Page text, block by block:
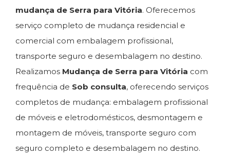
mudança de Serra para Vitória. Oferecemos
serviço completo de mudança residencial e
comercial com embalagem profissional,
transporte seguro e desembalagem no destino.
Realizamos Mudança de Serra para Vitória com
frequência de Sob consulta, oferecendo serviços
completos de mudança: embalagem profissional
de móveis e eletrodomésticos, desmontagem e
montagem de móveis, transporte seguro com
seguro completo e desembalagem no destino.